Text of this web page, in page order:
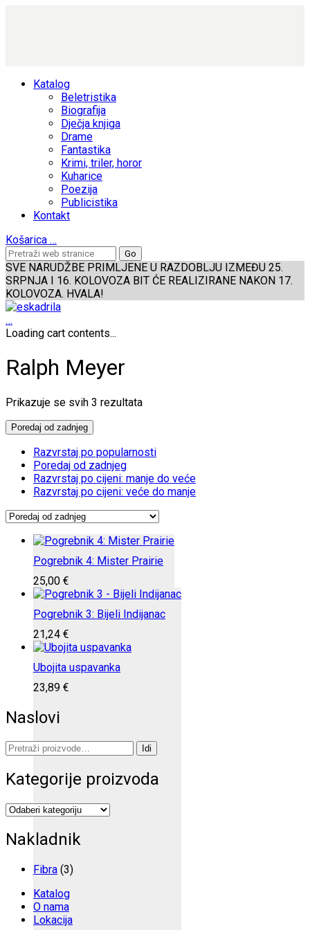
Katalog
Beletristika
Biografija
Dječja knjiga
Drame
Fantastika
Krimi, triler, horor
Kuharice
Poezija
Publicistika
Kontakt
Košarica …
SVE NARUDŽBE PRIMLJENE U RAZDOBLJU IZMEĐU 25.
SRPNJA I 16. KOLOVOZA BIT ĆE REALIZIRANE NAKON 17.
KOLOVOZA. HVALA!
…
Loading cart contents...
Ralph Meyer
Prikazuje se svih 3 rezultataPoredano
Poredaj od zadnjeg
Razvrstaj po popularnosti
Poredaj od zadnjeg
Razvrstaj po cijeni: manje do veće
Razvrstaj po cijeni: veće do manje
Pogrebnik 4: Mister Prairie
25,00 €
Pogrebnik 3: Bijeli Indijanac
21,24 €
Ubojita uspavanka
23,89 €
Naslovi
Pretraži: Idi
Kategorije proizvoda
Nakladnik
Fibra (3)
Katalog
O nama
Lokacija